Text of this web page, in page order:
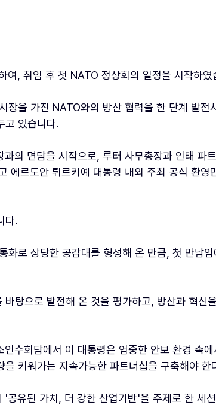
여, 취임 후 첫 NATO 정상회의 일정을 시작하였
장을 가진 NATO와의 방산 협력을 한 단계 발전
고 있습니다.
의 면담을 시작으로, 루터 사무총장과 인태 파
에르도안 튀르키예 대통령 내외 주최 공식 환영
다.
화로 상당한 공감대를 형성해 온 만큼, 첫 만남임
탕으로 발전해 온 것을 평가하고, 방산과 혁신
수회담에서 이 대통령은 엄중한 안보 환경 속
키워가는 지속가능한 파트너십을 구축해야 한
유된 가치, 더 강한 산업기반'을 주제로 한 세